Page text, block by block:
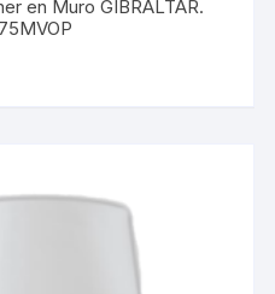
en Muro GIBRALTAR.